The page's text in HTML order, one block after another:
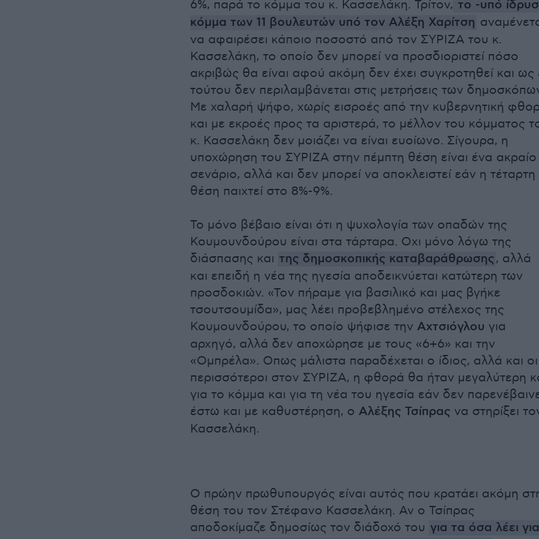
6%, παρά το κόμμα του κ. Κασσελάκη. Τρίτον, το -υπό
κόμμα των 11 βουλευτών υπό τον Αλέξη Χαρίτση
να αφαιρέσει κάποιο ποσοστό από τον ΣΥΡΙΖΑ του κ.
Κασσελάκη, το οποίο δεν μπορεί να προσδιοριστεί πόσο
ακριβώς θα είναι αφού ακόμη δεν έχει συγκροτηθεί και ως
τούτου δεν περιλαμβάνεται στις μετρήσεις των
Με χαλαρή ψήφο, χωρίς εισροές από την κυβερνητική
και με εκροές προς τα αριστερά, το μέλλον του κόμματος
κ. Κασσελάκη δεν μοιάζει να είναι ευοίωνο. Σίγουρα, η
υποχώρηση του ΣΥΡΙΖΑ στην πέμπτη θέση είναι ένα ακραίο
σενάριο, αλλά και δεν μπορεί να αποκλειστεί εάν η τέταρτη
θέση παιχτεί στο 8%-9%.
Το μόνο βέβαιο είναι ότι η ψυχολογία των οπαδών της
Κουμουνδούρου είναι στα τάρταρα. Οχι μόνο λόγω της
διάσπασης και της δημοσκοπικής καταβαράθρωσης, αλλά
και επειδή η νέα της ηγεσία αποδεικνύεται κατώτερη των
προσδοκιών. «Τον πήραμε για βασιλικό και μας βγήκε
τσουτσουμίδα», μας λέει προβεβλημένο στέλεχος της
Κουμουνδούρου, το οποίο ψήφισε την Αχτσιόγλου για
αρχηγό, αλλά δεν αποχώρησε με τους «6+6» και την
«Ομπρέλα». Οπως μάλιστα παραδέχεται ο ίδιος, αλλά και οι
περισσότεροι στον ΣΥΡΙΖΑ, η φθορά θα ήταν μεγαλύτερη
για το κόμμα και για τη νέα του ηγεσία εάν δεν
έστω και με καθυστέρηση, ο Αλέξης Τσίπρας να στηρίξει
Κασσελάκη.
Ο πρώην πρωθυπουργός είναι αυτός που κρατάει ακόμη
θέση του τον Στέφανο Κασσελάκη. Αν ο Τσίπρας
αποδοκίμαζε δημοσίως τον διάδοχό του για τα όσα λέει για